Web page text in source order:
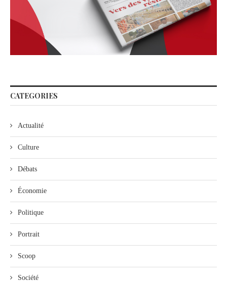
CATEGORIES
Actualité
Culture
Débats
Économie
Politique
Portrait
Scoop
Société